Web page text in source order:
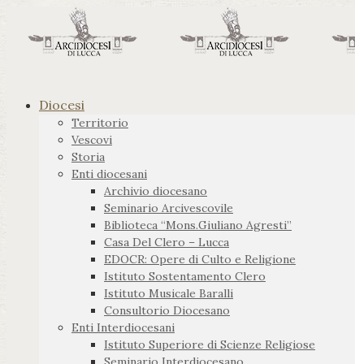
Diocesi
Territorio
Vescovi
Storia
Enti diocesani
Archivio diocesano
Seminario Arcivescovile
Biblioteca “Mons.Giuliano Agresti”
Casa Del Clero – Lucca
EDOCR: Opere di Culto e Religione
Istituto Sostentamento Clero
Istituto Musicale Baralli
Consultorio Diocesano
Enti Interdiocesani
Istituto Superiore di Scienze Religiose